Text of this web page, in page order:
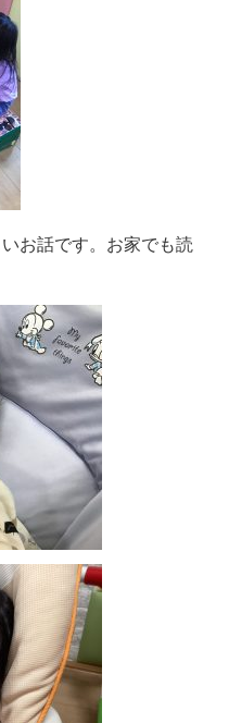
お話です。お家でも読